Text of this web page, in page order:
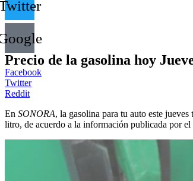
Precio de la gasolina hoy
Facebook
Twitter
Reddit
En SONORA, la gasolina para tu auto este
litro, de acuerdo a la información publicada por